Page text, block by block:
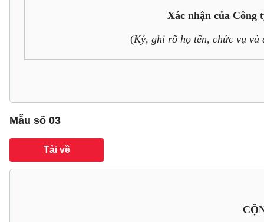
Xác nhận của Công
(Ký, ghi rõ họ tên, chức vụ và
Mẫu số 03
Tải về